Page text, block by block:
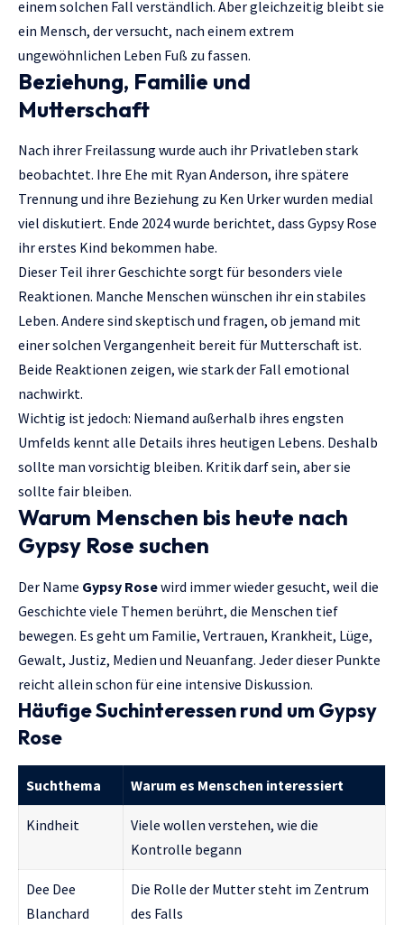
einem solchen Fall verständlich. Aber gleichzeitig bleibt sie
ein Mensch, der versucht, nach einem extrem
ungewöhnlichen Leben Fuß zu fassen.
Beziehung, Familie und
Mutterschaft
Nach ihrer Freilassung wurde auch ihr Privatleben stark
beobachtet. Ihre Ehe mit Ryan Anderson, ihre spätere
Trennung und ihre Beziehung zu Ken Urker wurden medial
viel diskutiert. Ende 2024 wurde berichtet, dass Gypsy Rose
ihr erstes Kind bekommen habe.
Dieser Teil ihrer Geschichte sorgt für besonders viele
Reaktionen. Manche Menschen wünschen ihr ein stabiles
Leben. Andere sind skeptisch und fragen, ob jemand mit
einer solchen Vergangenheit bereit für Mutterschaft ist.
Beide Reaktionen zeigen, wie stark der Fall emotional
nachwirkt.
Wichtig ist jedoch: Niemand außerhalb ihres engsten
Umfelds kennt alle Details ihres heutigen Lebens. Deshalb
sollte man vorsichtig bleiben. Kritik darf sein, aber sie
sollte fair bleiben.
Warum Menschen bis heute nach
Gypsy Rose suchen
Der Name Gypsy Rosewird immer wieder gesucht, weil die
Geschichte viele Themen berührt, die Menschen tief
bewegen. Es geht um Familie, Vertrauen, Krankheit, Lüge,
Gewalt, Justiz, Medien und Neuanfang. Jeder dieser Punkte
reicht allein schon für eine intensive Diskussion.
Häufige Suchinteressen rund um Gypsy
Rose
Suchthema Warum es Menschen interessiert
Kindheit
Viele wollen verstehen, wie die
Kontrolle begann
Dee Dee
Blanchard
Die Rolle der Mutter steht im Zentrum
des Falls